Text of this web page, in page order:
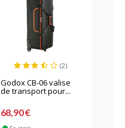
(2)
Godox CB-06 valise
de transport pour...
68,90 €